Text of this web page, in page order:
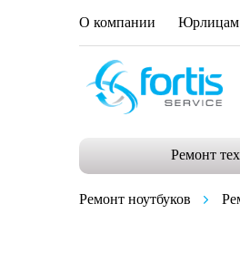
О компании Юрлицам
Ремонт
Ремонт ноутбуков